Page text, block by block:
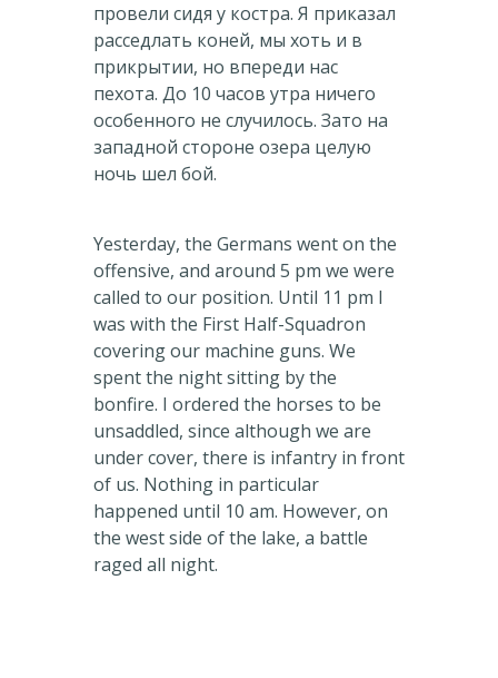
провели сидя у костра. Я приказал
расседлать коней, мы хоть и в
прикрытии, но впереди нас
пехота. До 10 часов утра ничего
особенного не случилось. Зато на
западной стороне озера целую
ночь шел бой.
Yesterday, the Germans went on the
offensive, and around 5 pm we were
called to our position. Until 11 pm I
was with the First Half-Squadron
covering our machine guns. We
spent the night sitting by the
bonfire. I ordered the horses to be
unsaddled, since although we are
under cover, there is infantry in front
of us. Nothing in particular
happened until 10 am. However, on
the west side of the lake, a battle
raged all night.